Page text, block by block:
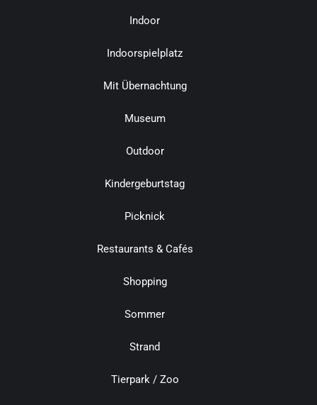
Indoor
Indoorspielplatz
Mit Übernachtung
Museum
Outdoor
Kindergeburtstag
Picknick
Restaurants & Cafés
Shopping
Sommer
Strand
Tierpark / Zoo